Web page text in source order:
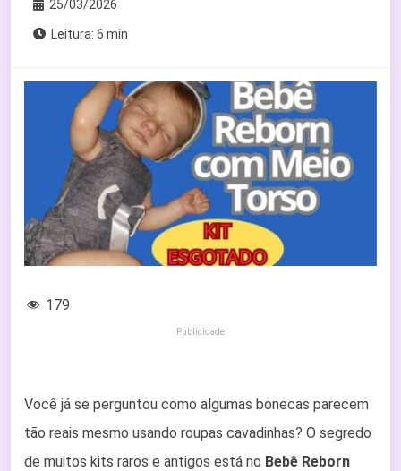
25/03/2026
Leitura: 6 min
179
Publicidade
Você já se perguntou como algumas bonecas parecem
tão reais mesmo usando roupas cavadinhas? O segredo
de muitos kits raros e antigos está no Bebê Reborn